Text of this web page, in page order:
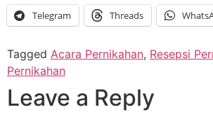
Telegram Threads
Tagged Acara Pernikahan, Resepsi
Pernikahan
Leave a Reply